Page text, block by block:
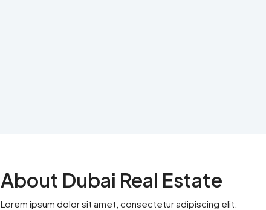
About Dubai Real Estate
Lorem ipsum dolor sit amet, consectetur adipiscing elit.